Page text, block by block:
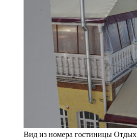
Вид из номера гостиницы Отдых